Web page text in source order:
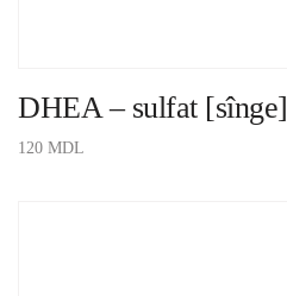
DHEA – sulfat [sînge]
120 MDL